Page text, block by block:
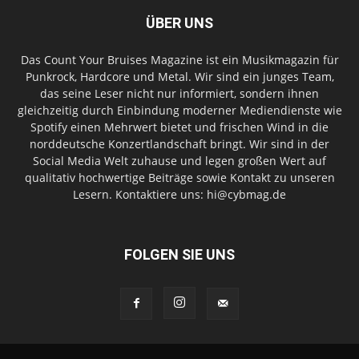
ÜBER UNS
Das Count Your Bruises Magazine ist ein Musikmagazin für
Punkrock, Hardcore und Metal. Wir sind ein junges Team,
das seine Leser nicht nur informiert, sondern ihnen
gleichzeitig durch Einbindung moderner Mediendienste wie
Spotify einen Mehrwert bietet und frischen Wind in die
norddeutsche Konzertlandschaft bringt. Wir sind in der
Social Media Welt zuhause und legen großen Wert auf
qualitativ hochwertige Beiträge sowie Kontakt zu unseren
Lesern. Kontaktiere uns: hi@cybmag.de
FOLGEN SIE UNS